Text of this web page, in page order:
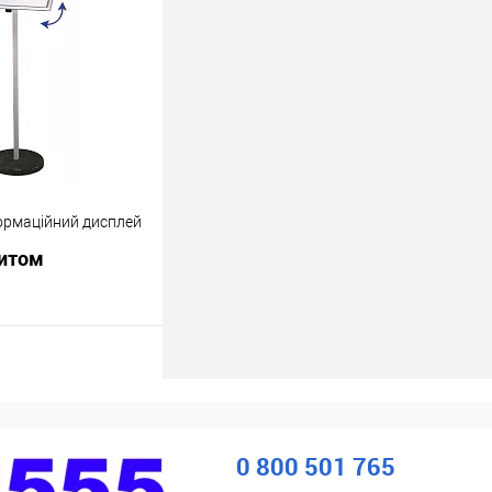
До
дисплей
В наявності
0 800 501 765